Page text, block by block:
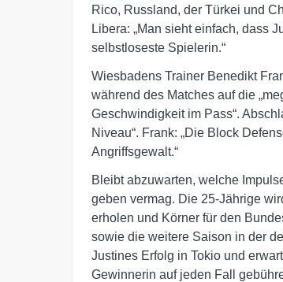
Rico, Russland, der Türkei und
Libera: „Man sieht einfach, dass
selbstloseste Spielerin.“
Wiesbadens Trainer Benedikt
während des Matches auf die
Geschwindigkeit im Pass“.
Niveau“. Frank: „Die Block
Angriffsgewalt.“
Bleibt abzuwarten, welche
geben vermag. Die 25-Jährige
erholen und Körner für den
sowie die weitere Saison in der
Justines Erfolg in Tokio und
Gewinnerin auf jeden Fall